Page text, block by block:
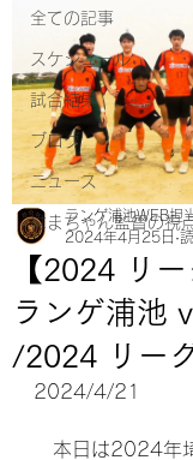
全ての記事
スケジュール
試合結果
ブログ
ニュース
はまちゃん監督の視
【2024 リ
ランゲ浦池
/2024 リー
ランゲ浦池WEB担
2024年4月25日
2024/4/21
本日は2024年